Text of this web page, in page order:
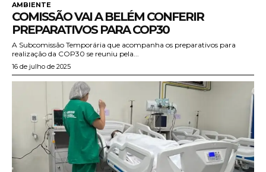
AMBIENTE
COMISSÃO VAI A BELÉM CONFERIR
PREPARATIVOS PARA COP30
A Subcomissão Temporária que acompanha os preparativos para
realização da COP30 se reuniu pela...
16 de julho de 2025